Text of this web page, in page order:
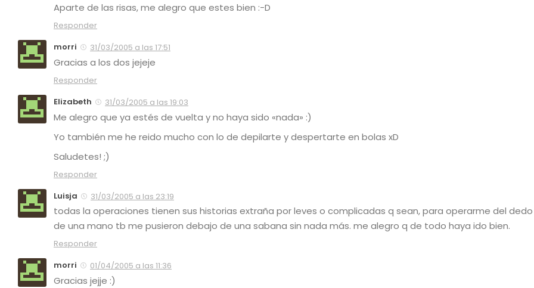
Aparte de las risas, me alegro que estes bien :-D
Responder
morri
31/03/2005 a las 17:51
Gracias a los dos jejeje
Responder
Elizabeth
31/03/2005 a las 19:03
Me alegro que ya estés de vuelta y no haya sido «nada» :)
Yo también me he reido mucho con lo de depilarte y despertarte en bolas xD
Saludetes! ;)
Responder
Luisja
31/03/2005 a las 23:19
todas la operaciones tienen sus historias extraña por leves o complicadas q sean, para operarme del
de una mano tb me pusieron debajo de una sabana sin nada más. me alegro q de todo haya ido bien.
Responder
morri
01/04/2005 a las 11:36
Gracias jejje :)